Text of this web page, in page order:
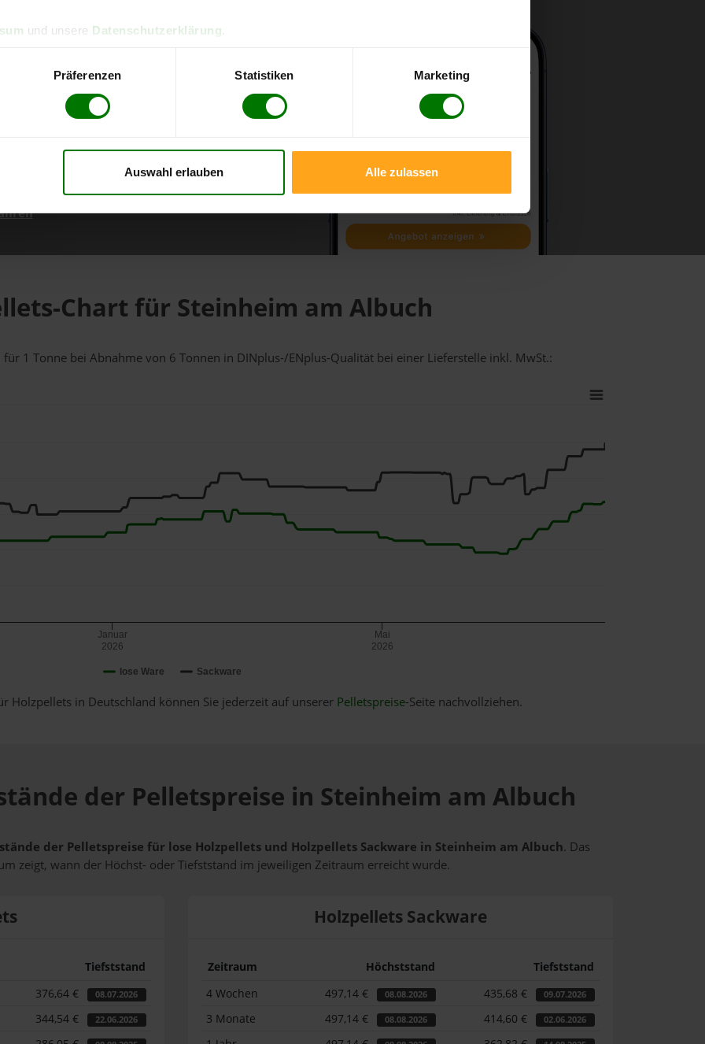
und unsere Datenschutzerklärung
Präferenzen Statistiken Marketing
Auswahl erlauben Alle zulassen
direkt online bestellen
aktuellen Stand
Chart für Steinheim am Albuch
1 Tonne bei Abnahmevon 6 Tonnen in DINplus-/ENplus-Qualität bei einer Lieferstelle inkl. MwSt.:
lose Ware Sackware
Januar
2026
Mai
2026
Holzpellets in Deutschland können Sie jederzeit auf unserer Pelletspreise-Seite nachvollziehen.
der Pelletspreise in Steinheim am Albuch
der Pelletspreise für lose Holzpellets und Holzpellets Sackware in Steinheim am Albuch. Das
zeigt, wann der Höchst- oder Tiefststand im jeweiligen Zeitraum erreicht wurde.
Tiefststand
376,64 € 08.07.2026
344,54 € 22.06.2026
Holzpellets Sackware
Zeitraum Höchststand
Tiefststand
4 Wochen
497,14 € 08.08.2026 435,68 € 09.07.2026
3 Monate 497,14 € 08.08.2026 414,60 € 02.06.2026